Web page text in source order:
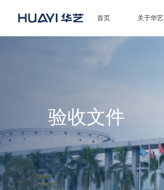
首页
服务技术
首页 关于华艺
验收文件